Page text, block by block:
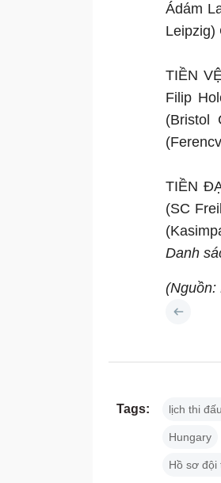
Ádám
Leipzig)
TIỀN
Filip
(Bristol
TIỀN
(SC
Danh
(Nguồn:
Tags: lịch thi
Hungary
Hồ sơ đội